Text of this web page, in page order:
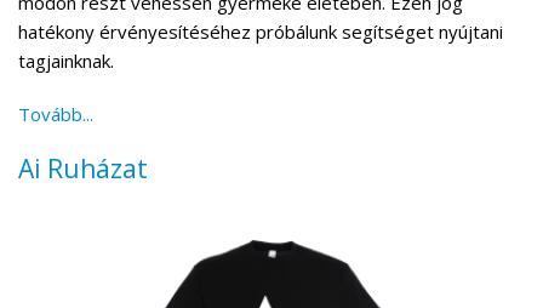
hatékony érvényesítéséhez próbálunk segítséget nyújtani
tagjainknak.
Tovább...
Ai Ruházat